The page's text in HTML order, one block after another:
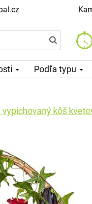
Podľa typu
kôš